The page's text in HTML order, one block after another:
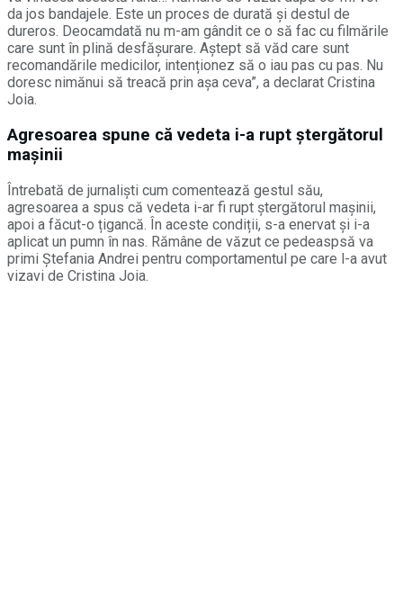
da jos bandajele. Este un proces de durată și destul de
dureros. Deocamdată nu m-am gândit ce o să fac cu filmările
care sunt în plină desfășurare. Aștept să văd care sunt
recomandările medicilor, intenționez să o iau pas cu pas. Nu
doresc nimănui să treacă prin așa ceva”, a declarat Cristina
Joia.
Agresoarea spune că vedeta i-a rupt ștergătorul
mașinii
Întrebată de jurnaliști cum comentează gestul său,
agresoarea a spus că vedeta i-ar fi rupt ștergătorul mașinii,
apoi a făcut-o țigancă. În aceste condiții, s-a enervat și i-a
aplicat un pumn în nas. Rămâne de văzut ce pedeaspsă va
primi Ștefania Andrei pentru comportamentul pe care l-a avut
vizavi de Cristina Joia.